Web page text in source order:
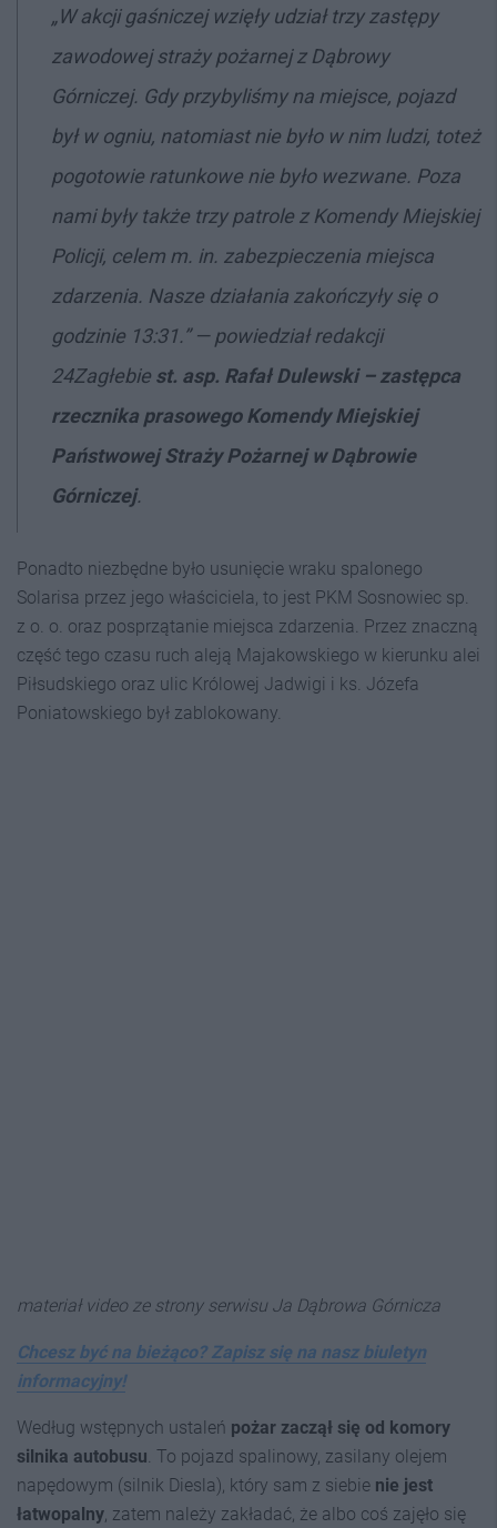
„W akcji gaśniczej wzięły udział trzy zastępy
zawodowej straży pożarnej z Dąbrowy
Górniczej. Gdy przybyliśmy na miejsce, pojazd
był w ogniu, natomiast nie było w nim ludzi, toteż
pogotowie ratunkowe nie było wezwane. Poza
nami były także trzy patrole z Komendy Miejskiej
Policji, celem m. in. zabezpieczenia miejsca
zdarzenia. Nasze działania zakończyły się o
godzinie 13:31.” — powiedział redakcji
24Zagłebie st. asp. Rafał Dulewski – zastępca
rzecznika prasowego Komendy Miejskiej
Państwowej Straży Pożarnej w Dąbrowie
Górniczej.
Ponadto niezbędne było usunięcie wraku spalonego
Solarisa przez jego właściciela, to jest PKM Sosnowiec sp.
z o. o. oraz posprzątanie miejsca zdarzenia. Przez znaczną
część tego czasu ruch aleją Majakowskiego w kierunku alei
Piłsudskiego oraz ulic Królowej Jadwigi i ks. Józefa
Poniatowskiego był zablokowany.
materiał video ze strony serwisu Ja Dąbrowa Górnicza
Chcesz być na bieżąco? Zapisz się na nasz biuletyn
informacyjny!
Według wstępnych ustaleń pożar zaczął się od komory
silnika autobusu. To pojazd spalinowy, zasilany olejem
napędowym (silnik Diesla), który sam z siebie nie jest
łatwopalny, zatem należy zakładać, że albo coś zajęło się